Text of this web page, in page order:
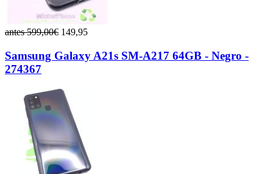
antes 599,00€ 149,95
Samsung Galaxy A21s SM-A217 64GB - Negro -
274367